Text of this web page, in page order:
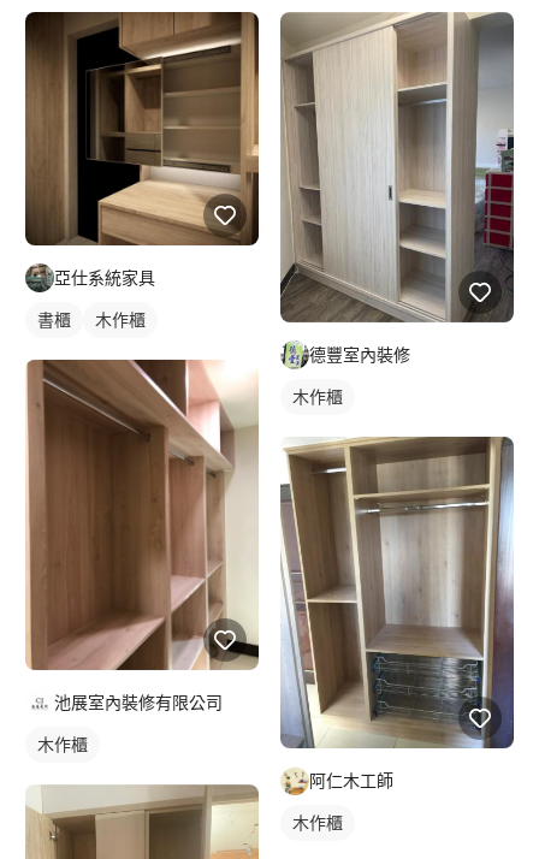
亞仕系統家具
書櫃 木作櫃
池展室內裝修有限公司
木作櫃
德豐室內裝修
木作櫃
阿仁木工師
木作櫃